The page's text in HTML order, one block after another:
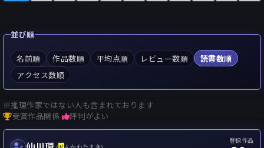
並び順
名前順 作品数順 平均点順 レビュー数順
読書数順
アクセス数順
※推理作家ではない人も含まれております
受賞作品関係
評判がよい
登録作品